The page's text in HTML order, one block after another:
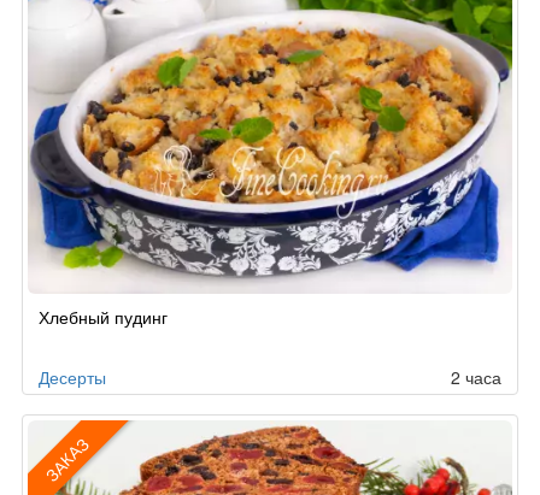
Хлебный пудинг
Десерты 2 часа
ЗАКАЗ